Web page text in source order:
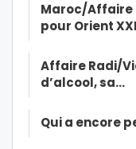
Maroc/Affaire
pour Orient XXI
Affaire Radi/
d’alcool, sa…
Qui a encore